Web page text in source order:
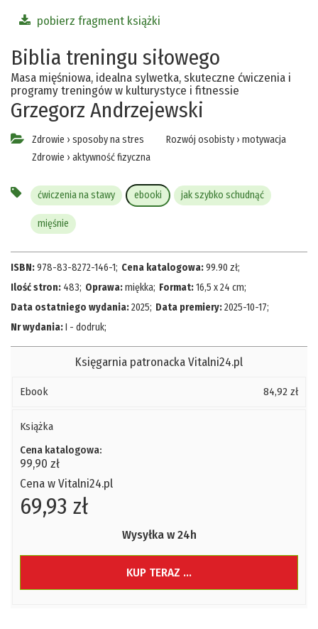
pobierz fragment książki
Biblia treningu siłowego
Masa mięśniowa, idealna sylwetka, skuteczne ćwiczenia i
programy treningów w kulturystyce i fitnessie
Grzegorz Andrzejewski
Zdrowie › sposoby na stres
Zdrowie › aktywność fizyczna
Rozwój osobisty › motywacja
ćwiczenia na stawy ebooki jak szybko schudnąć
mięśnie
ISBN:978-83-8272-146-1; Cena katalogowa:99.90 zł;
Ilość stron: 483; Oprawa:miękka; Format:16,5 x 24 cm;
Data ostatniego wydania:2025; Data premiery:2025-10-17;
Nr wydania:I - dodruk;
Księgarnia patronacka Vitalni24.pl
Ebook 84,92 zł
Książka
Cena katalogowa:
99,90 zł
Cena w Vitalni24.pl
69,93 zł
Wysyłka w 24h
KUP TERAZ ...